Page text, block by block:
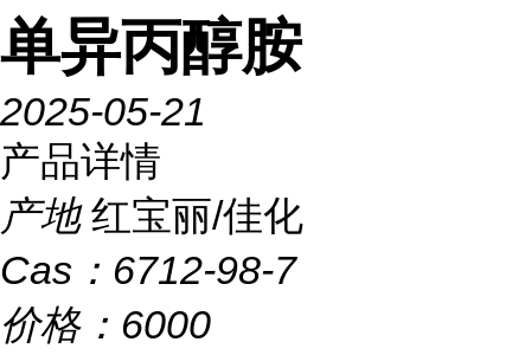
单异丙醇胺
2025-05-21
产品详情
产地 红宝丽/佳化
Cas： 6712-98-7
价格： 6000